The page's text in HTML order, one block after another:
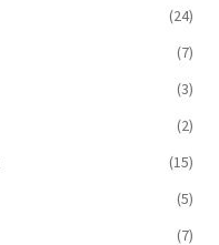
(24)
(7)
(3)
(2)
(15)
(5)
(7)